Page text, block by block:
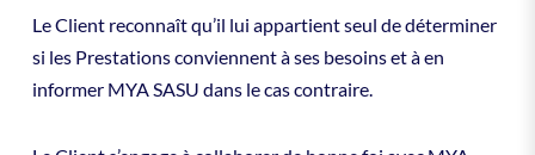
Le Client reconnaît qu’il lui appartient seul de déterminer
si les Prestations conviennent à ses besoins et à en
informer MYA SASU dans le cas contraire.